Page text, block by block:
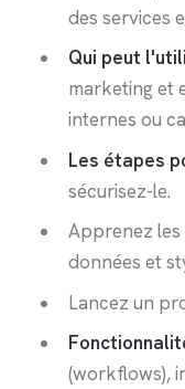
des services
Qui peut
marketing et
internes ou
Les étapes
sécurisez-le.
Apprenez les
données et
Lancez un
(workflows),